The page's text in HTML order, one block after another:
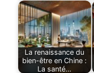
La renaissance du
bien-être en Chine :
La santé…